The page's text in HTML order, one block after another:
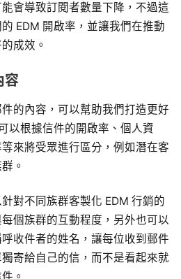
會導致訂閱者數量下降，不過這
EDM 開啟率，並讓我們在推動
成效。
容
的內容，可以幫助我們打造更好
以根據信件的開啟率、個人資
來將受眾進行區分，例如潛在客
。
對不同族群客製化 EDM 行銷的
個族群的互動程度，另外也可以
收件者的姓名，讓每位收到郵件
寄給自己的信，而不是看起來就